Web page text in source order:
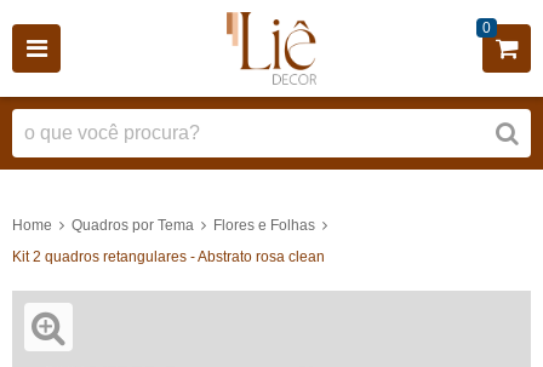
0
Home Quadros por Tema
Flores e Folhas
Kit 2 quadros retangulares - Abstrato rosa clean